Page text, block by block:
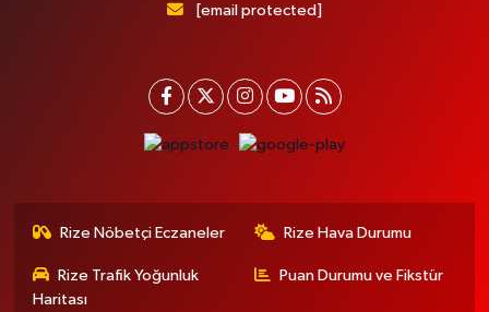
[email protected]
Rize Nöbetçi Eczaneler Rize Hava Durumu
Rize Trafik Yoğunluk
Haritası
Puan Durumu ve Fikstür